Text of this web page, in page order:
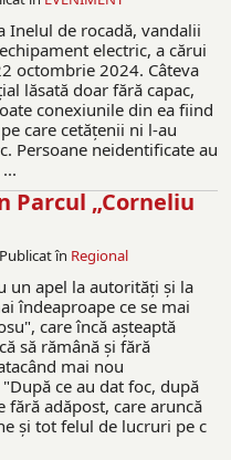
Inelul de rocadă, vandalii
electric, a cărui
octombrie 2024. Câteva
lăsată doar fără capac,
conexiunile din ea fiind
care cetăţenii ni l-au
Persoane neidentificate au
Parcul „Corneliu
Publicat în Regional
un apel la autorităţi şi la
îndeaproape ce se mai
care încă aşteaptă
să rămână şi fără
mai nou
ce au dat foc, după
fără adăpost, care aruncă
şi tot felul de lucruri pe c